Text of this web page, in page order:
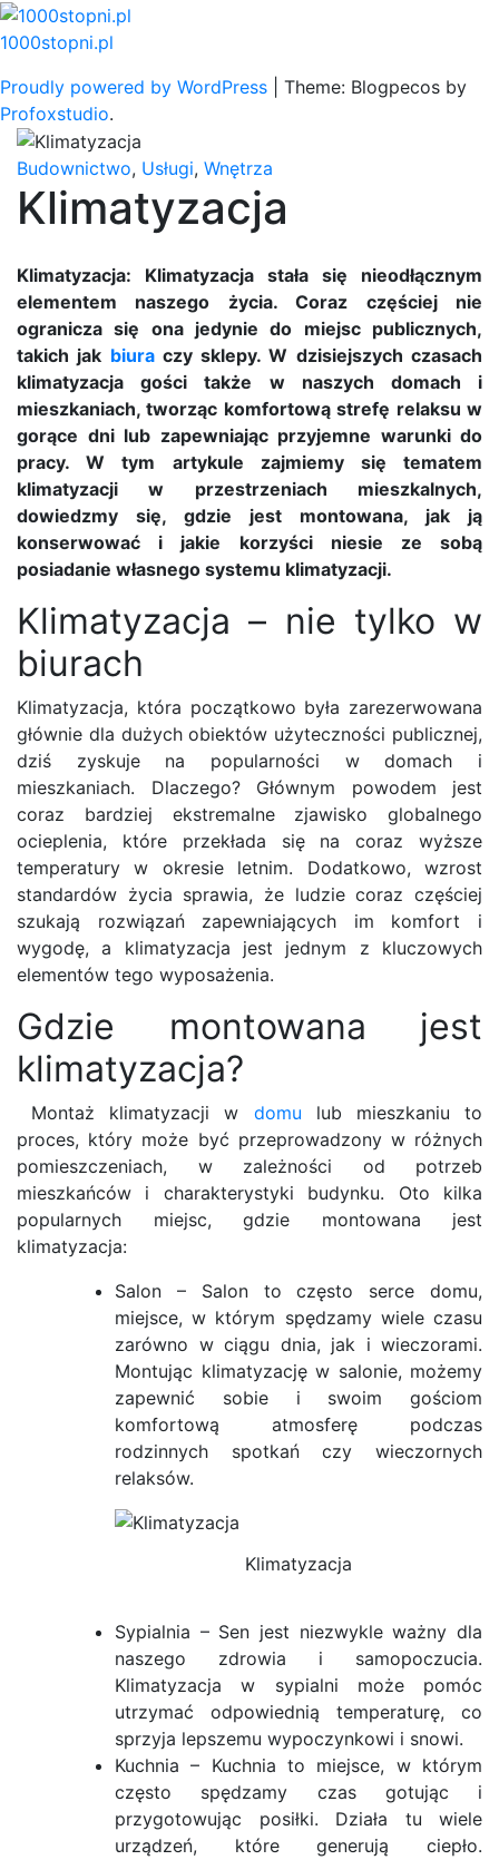
Skip
to
1000stopni.pl
Proudly powered by WordPress
Theme: Blogpecos by
Profoxstudio.
Budownictwo, Usługi, Wnętrza
Klimatyzacja
Klimatyzacja: Klimatyzacja stała się nieodłącznym
elementem naszego życia. Coraz częściej nie
ogranicza się ona jedynie do miejsc publicznych,
takich jak biuraczy sklepy. W dzisiejszych czasach
klimatyzacja gości także w naszych domach i
mieszkaniach, tworząc komfortową strefę relaksu w
gorące dni lub zapewniając przyjemne warunki do
pracy. W tym artykule zajmiemy się tematem
klimatyzacji w przestrzeniach mieszkalnych,
dowiedzmy się, gdzie jest montowana, jak ją
konserwować i jakie korzyści niesie ze sobą
posiadanie własnego systemu klimatyzacji.
Klimatyzacja – nie tylko w
biurach
Klimatyzacja, która początkowo była zarezerwowana
głównie dla dużych obiektów użyteczności publicznej,
dziś zyskuje na popularności w domach i
mieszkaniach. Dlaczego? Głównym powodem jest
coraz bardziej ekstremalne zjawisko globalnego
ocieplenia, które przekłada się na coraz wyższe
temperatury w okresie letnim. Dodatkowo, wzrost
standardów życia sprawia, że ludzie coraz częściej
szukają rozwiązań zapewniających im komfort i
wygodę, a klimatyzacja jest jednym z kluczowych
elementów tego wyposażenia.
Gdzie montowana jest
klimatyzacja?
Montaż klimatyzacji w domu lub mieszkaniu to
proces, który może być przeprowadzony w różnych
pomieszczeniach, w zależności od potrzeb
mieszkańców i charakterystyki budynku. Oto kilka
popularnych miejsc, gdzie montowana jest
klimatyzacja:
Salon – Salon to często serce domu,
miejsce, w którym spędzamy wiele czasu
zarówno w ciągu dnia, jak i wieczorami.
Montując klimatyzację w salonie, możemy
zapewnić sobie i swoim gościom
komfortową atmosferę podczas
rodzinnych spotkań czy wieczornych
relaksów.
Klimatyzacja
Sypialnia – Sen jest niezwykle ważny dla
naszego zdrowia i samopoczucia.
Klimatyzacja w sypialni może pomóc
utrzymać odpowiednią temperaturę, co
sprzyja lepszemu wypoczynkowi i snowi.
Kuchnia – Kuchnia to miejsce, w którym
często spędzamy czas gotując i
przygotowując posiłki. Działa tu wiele
urządzeń, które generują ciepło.